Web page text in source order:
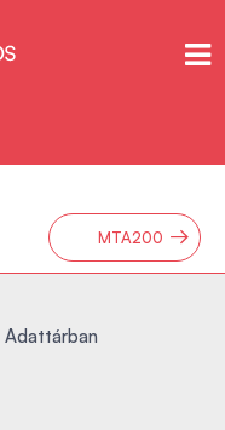
MTA200 →
Adattárban